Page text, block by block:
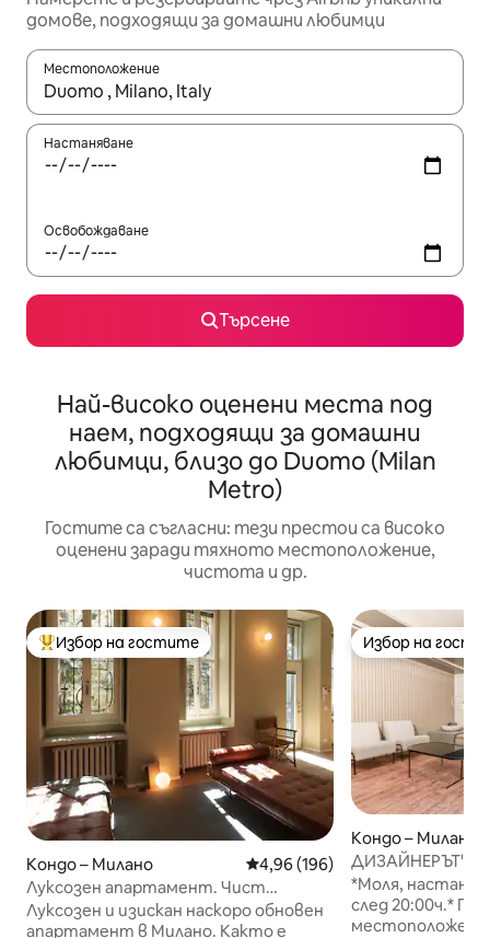
домове, подходящи за домашни любимци
Местоположение
Когато резултатите се покажат, използвайте
Настаняване
Освобождаване
Търсене
Най-високо оценени места под
наем, подходящи за домашни
любимци, близо до Duomo (Milan
Metro)
Гостите са съгласни: тези престои са високо
оценени заради тяхното местоположение,
чистота и др.
Най-популярен избор на гостите
Избор на гостите
Кондо – Милано Средна оценка: 4,96 от 5,
4,96 (196)
Луксозен апартамент. Чист
милански стил близо до Брера
Луксозен и изискан наскоро обновен
апартамент в Милано. Както е
Избор на
Избор на
Кондо – Милано
*Моля,
след 20:00ч.*